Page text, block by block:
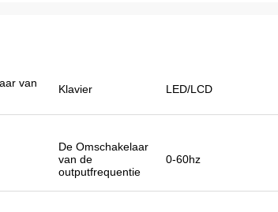
van
Klavier LED/LCD
De Omschakelaar
van de
outputfrequentie
0-60hz